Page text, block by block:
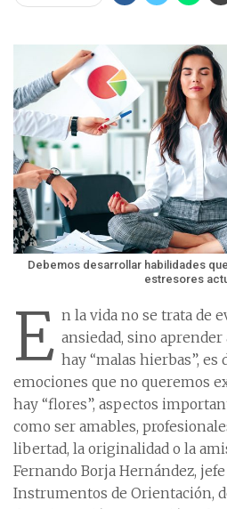
Debemos desarrollar habilidades
estresores
E n la vida no se trata de
ansiedad, sino
hay “malas hierbas”,
emociones que no queremos
hay “flores”, aspectos
como ser amables,
libertad, la originalidad o la
Fernando Borja Hernández,
Instrumentos de Orientación,